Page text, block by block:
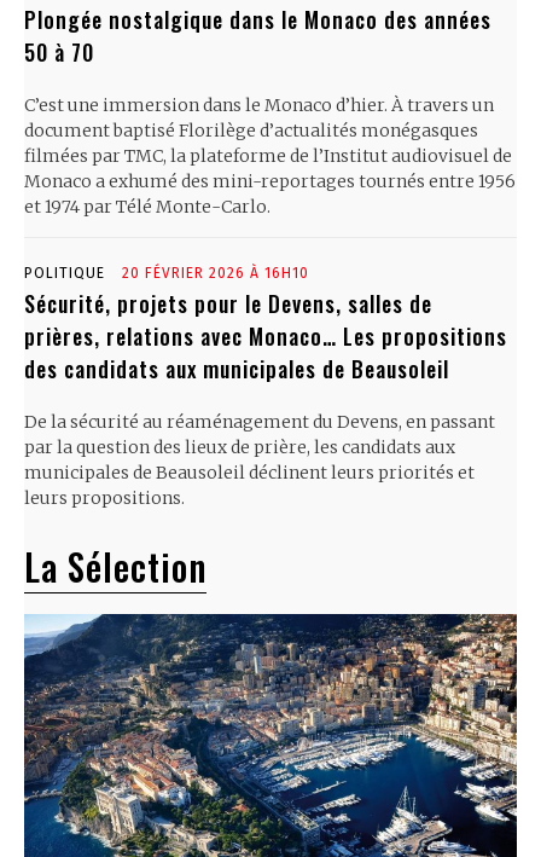
Plongée nostalgique dans le Monaco des années
50 à 70
C’est une immersion dans le Monaco d’hier. À travers un
document baptisé Florilège d’actualités monégasques
filmées par TMC, la plateforme de l’Institut audiovisuel de
Monaco a exhumé des mini-reportages tournés entre 1956
et 1974 par Télé Monte-Carlo.
POLITIQUE 20 FÉVRIER 2026 À 16H10
Sécurité, projets pour le Devens, salles de
prières, relations avec Monaco… Les propositions
des candidats aux municipales de Beausoleil
De la sécurité au réaménagement du Devens, en passant
par la question des lieux de prière, les candidats aux
municipales de Beausoleil déclinent leurs priorités et
leurs propositions.
La Sélection